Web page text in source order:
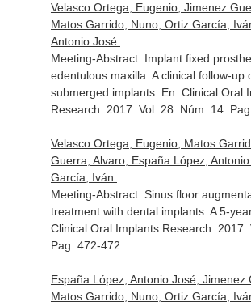
Velasco Ortega, Eugenio, Jimenez
Matos Garrido, Nuno, Ortiz García,
Antonio José:
Meeting-Abstract: Implant fixed
edentulous maxilla. A clinical follow-up
submerged implants. En: Clinical Oral
Research . 2017. Vol. 28. Núm. 14.
Velasco Ortega, Eugenio, Matos
Guerra, Alvaro, España López,
García, Iván:
Meeting-Abstract: Sinus floor
treatment with dental implants. A 5-
Clinical Oral Implants Research .
Pag. 472-472
España López, Antonio José, Jimenez
Matos Garrido, Nuno, Ortiz García,